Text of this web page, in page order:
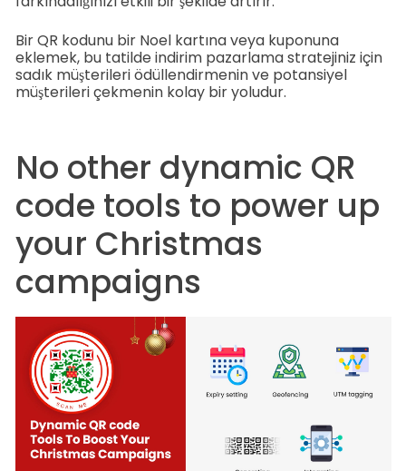
Bir QR kodunu bir Noel kartına veya kuponuna
eklemek, bu tatilde indirim pazarlama stratejiniz için
sadık müşterileri ödüllendirmenin ve potansiyel
müşterileri çekmenin kolay bir yoludur.
No other dynamic QR
code tools to power up
your Christmas
campaigns